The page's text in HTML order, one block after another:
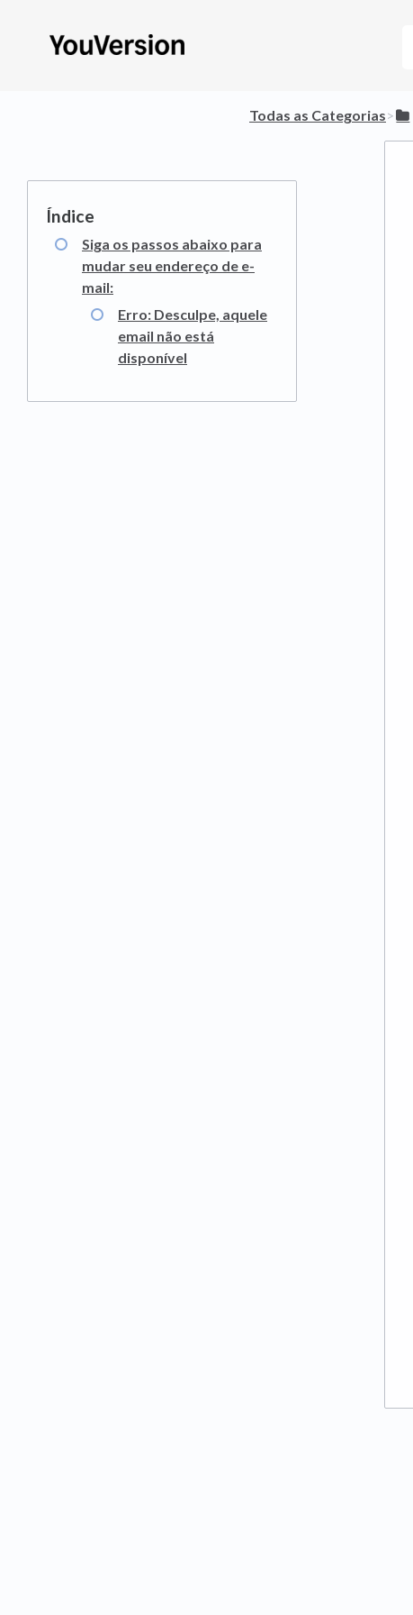
Todas as Categorias​>​
Siga os passos abaixo para
mudar seu endereço de e-
mail:
Erro: Desculpe, aquele
email não está
disponível